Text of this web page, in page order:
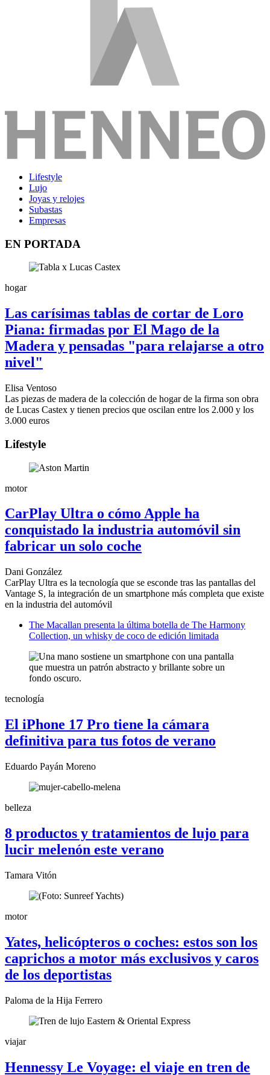
Lifestyle
Lujo
Joyas y relojes
Subastas
Empresas
EN PORTADA
hogar
Las carísimas tablas de cortar de Loro
Piana: firmadas por El Mago de la
Madera y pensadas "para relajarse a otro
nivel"
Elisa Ventoso
Las piezas de madera de la colección de hogar de la firma son obra
de Lucas Castex y tienen precios que oscilan entre los 2.000 y los
3.000 euros
Lifestyle
motor
CarPlay Ultra o cómo Apple ha
conquistado la industria automóvil sin
fabricar un solo coche
Dani González
CarPlay Ultra es la tecnología que se esconde tras las pantallas del
Vantage S, la integración de un smartphone más completa que existe
en la industria del automóvil
The Macallan presenta la última botella de The Harmony
Collection, un whisky de coco de edición limitada
tecnología
El iPhone 17 Pro tiene la cámara
definitiva para tus fotos de verano
Eduardo Payán Moreno
belleza
8 productos y tratamientos de lujo para
lucir melenón este verano
Tamara Vitón
motor
Yates, helicópteros o coches: estos son los
caprichos a motor más exclusivos y caros
de los deportistas
Paloma de la Hija Ferrero
viajar
Hennessy Le Voyage: el viaje en tren de